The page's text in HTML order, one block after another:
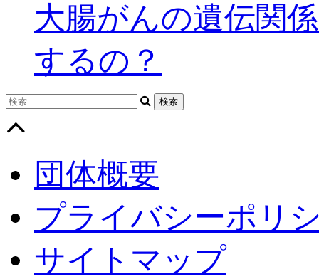
大腸がんの遺伝関
するの？
団体概要
プライバシーポリ
サイトマップ